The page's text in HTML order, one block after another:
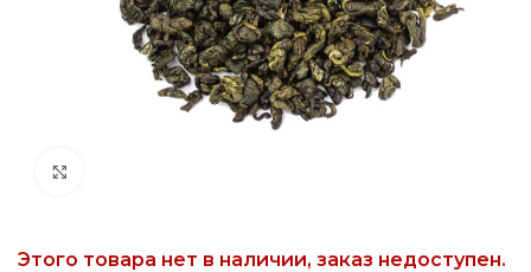
Этого товара нет в наличии, заказ недоступен.